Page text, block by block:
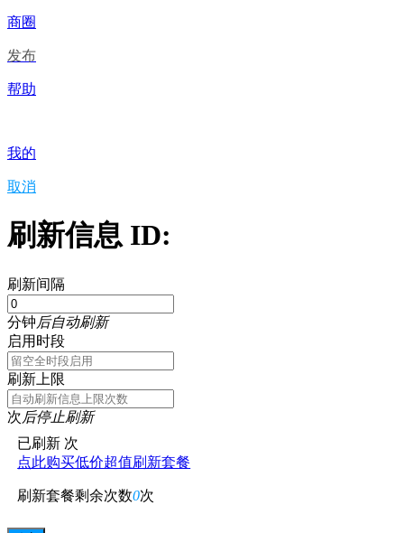
商圈
发布
帮助
我的
取消
刷新信息 ID:
刷新间隔
分钟后自动刷新
启用时段
刷新上限
次后停止刷新
已刷新 次
点此购买低价超值刷新套餐
刷新套餐剩余次数0次